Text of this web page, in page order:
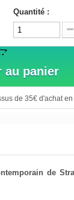
Quantité :
au panier
de 35€ d'achat en
de